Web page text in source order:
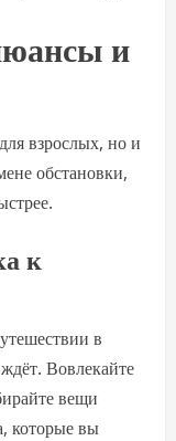
и
взрослых, но и
обстановки,
к
в
Вовлекайте
вещи
которые вы